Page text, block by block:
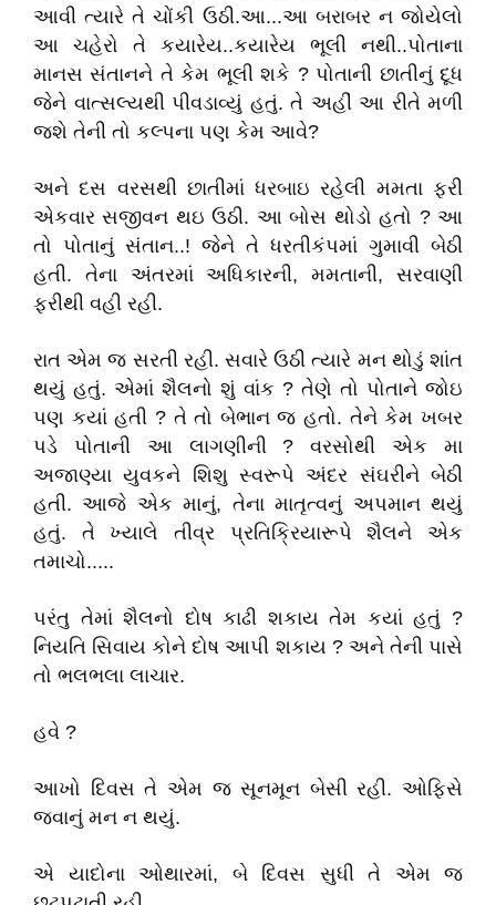
આવી ત્યારે તે ચોંકી ઉઠી.આ...આ બરાબર ન જોયેલો
આ ચહેરો તે કયારેય..કયારેય ભૂલી નથી..પોતાના
માનસ સંતાનને તે કેમ ભૂલી શકે ? પોતાની છાતીનું દૂધ
જેને વાત્સલ્યથી પીવડાવ્યું હતું. તે અહીં આ રીતે મળી
જશે તેની તો કલ્પના પણ કેમ આવે?
અને દસ વરસથી છાતીમાં ધરબાઇ રહેલી મમતા ફરી
એકવાર સજીવન થઇ ઉઠી. આ બોસ થોડો હતો ? આ
તો પોતાનું સંતાન..! જેને તે ધરતીકંપમાં ગુમાવી બેઠી
હતી. તેના અંતરમાં અધિકારની, મમતાની, સરવાણી
ફરીથી વહી રહી.
રાત એમ જ સરતી રહી. સવારે ઉઠી ત્યારે મન થોડું શાંત
થયું હતું. એમાં શૈલનો શું વાંક ? તેણે તો પોતાને જોઇ
પણ કયાં હતી ? તે તો બેભાન જ હતો. તેને કેમ ખબર
પડે પોતાની આ લાગણીની ? વરસોથી એક મા
અજાણ્યા યુવકને શિશુ સ્વરૂપે અંદર સંઘરીને બેઠી
હતી. આજે એક માનું, તેના માતૃત્વનું અપમાન થયું
હતું. તે ખ્યાલે તીવ્ર પ્રતિક્રિયારૂપે શૈલને એક
તમાચો.....
પરંતુ તેમાં શૈલનો દોષ કાઢી શકાય તેમ કયાં હતું ?
નિયતિ સિવાય કોને દોષ આપી શકાય ? અને તેની પાસે
તો ભલભલા લાચાર.
હવે ?
આખો દિવસ તે એમ જ સૂનમૂન બેસી રહી. ઓફિસે
જવાનું મન ન થયું.
એ યાદોના ઓથારમાં, બે દિવસ સુધી તે એમ જ